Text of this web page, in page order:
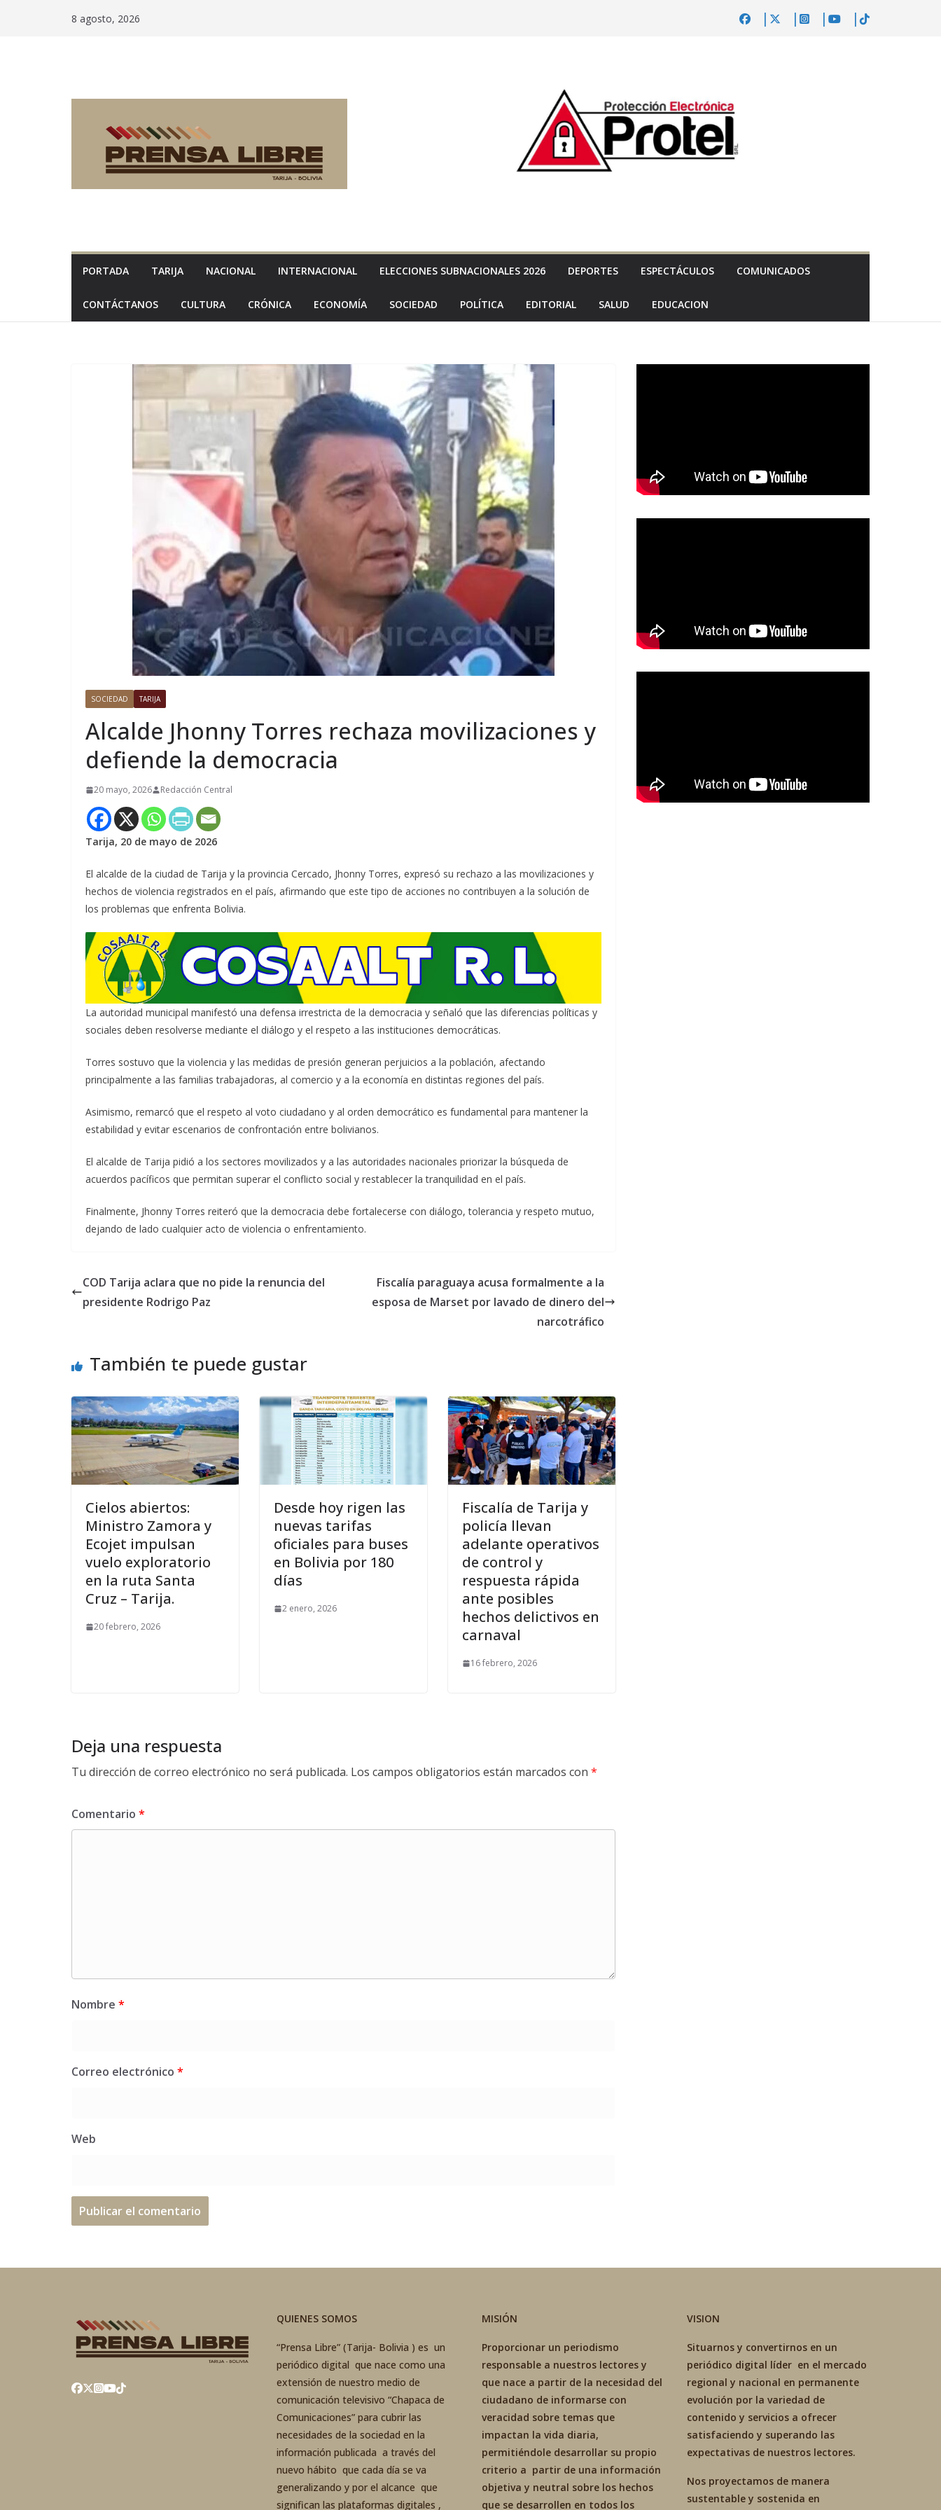
8 agosto, 2026
PORTADA TARIJA NACIONAL INTERNACIONAL ELECCIONES SUBNACIONALES 2026 DEPORTES ESPECTÁCULOS COMUNICADOS
CONTÁCTANOS CULTURA CRÓNICA ECONOMÍA SOCIEDAD POLÍTICA EDITORIAL SALUD EDUCACION
SOCIEDAD TARIJA
Alcalde Jhonny Torres rechaza movilizaciones y
defiende la democracia
20 mayo, 2026 Redacción Central
Tarija, 20 de mayo de 2026
El alcalde de la ciudad de Tarija y la provincia Cercado, Jhonny Torres, expresó su rechazo a las movilizaciones y
hechos de violencia registrados en el país, afirmando que este tipo de acciones no contribuyen a la solución de
los problemas que enfrenta Bolivia.
La autoridad municipal manifestó una defensa irrestricta de la democracia y señaló que las diferencias políticas y
sociales deben resolverse mediante el diálogo y el respeto a las instituciones democráticas.
Torres sostuvo que la violencia y las medidas de presión generan perjuicios a la población, afectando
principalmente a las familias trabajadoras, al comercio y a la economía en distintas regiones del país.
Asimismo, remarcó que el respeto al voto ciudadano y al orden democrático es fundamental para mantener la
estabilidad y evitar escenarios de confrontación entre bolivianos.
El alcalde de Tarija pidió a los sectores movilizados y a las autoridades nacionales priorizar la búsqueda de
acuerdos pacíficos que permitan superar el conflicto social y restablecer la tranquilidad en el país.
Finalmente, Jhonny Torres reiteró que la democracia debe fortalecerse con diálogo, tolerancia y respeto mutuo,
dejando de lado cualquier acto de violencia o enfrentamiento.
COD Tarija aclara que no pide la renuncia del
presidente Rodrigo Paz
Fiscalía paraguaya acusa formalmente a la
esposa de Marset por lavado de dinero del
narcotráfico
También te puede gustar
Cielos abiertos:
Ministro Zamora y
Ecojet impulsan
vuelo exploratorio
en la ruta Santa
Cruz – Tarija.
20 febrero, 2026
Desde hoy rigen las
nuevas tarifas
oficiales para buses
en Bolivia por 180
días
2 enero, 2026
Fiscalía de Tarija y
policía llevan
adelante operativos
de control y
respuesta rápida
ante posibles
hechos delictivos en
carnaval
16 febrero, 2026
Deja una respuesta
Tu dirección de correo electrónico no será publicada. Los campos obligatorios están marcados con *
Comentario *
Nombre *
Correo electrónico *
Web
QUIENES SOMOS
“Prensa Libre” (Tarija- Bolivia ) es un
periódico digital que nace como una
extensión de nuestro medio de
comunicación televisivo “Chapaca de
Comunicaciones” para cubrir las
necesidades de la sociedad en la
información publicada a través del
nuevo hábito que cada día se va
generalizando y por el alcance que
significan las plataformas digitales ,
MISIÓN
Proporcionar un periodismo
responsable a nuestros lectores y
que nace a partir de la necesidad del
ciudadano de informarse con
veracidad sobre temas que
impactan la vida diaria,
permitiéndole desarrollar su propio
criterio a partir de una información
objetiva y neutral sobre los hechos
que se desarrollen en todos los
VISION
Situarnos y convertirnos en un
periódico digital líder en el mercado
regional y nacional en permanente
evolución por la variedad de
contenido y servicios a ofrecer
satisfaciendo y superando las
expectativas de nuestros lectores.
Nos proyectamos de manera
sustentable y sostenida en